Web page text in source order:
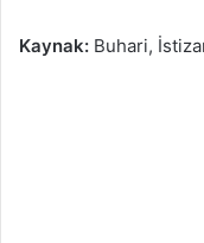
Kaynak: Buhari,